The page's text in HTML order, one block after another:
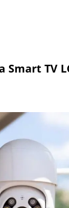
Smart TV